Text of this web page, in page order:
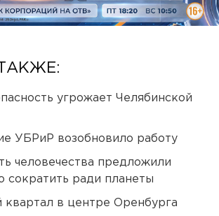
угрожает Челябинской
УБРиР возобновило работу
человечества предложили
сократить ради планеты
квартал в центре Оренбурга